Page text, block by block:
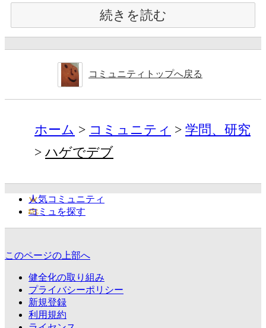
続きを読む
コミュニティトップへ戻る
ホーム コミュニティ
学問、研究
ハゲでデブ
人気コミュニティ
コミュを探す
このページの上部へ
健全化の取り組み
プライバシーポリシー
新規登録
利用規約